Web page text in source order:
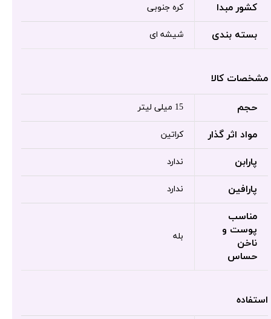
کشور مبدا کره جنوبی
بسته بندی شیشه ای
مشخصات کالا
حجم 15 میلی لیتر
مواد اثر گذار کراتین
پارابن ندارد
پارافین ندارد
مناسب
پوست و
ناخن
حساس
بله
استفاده